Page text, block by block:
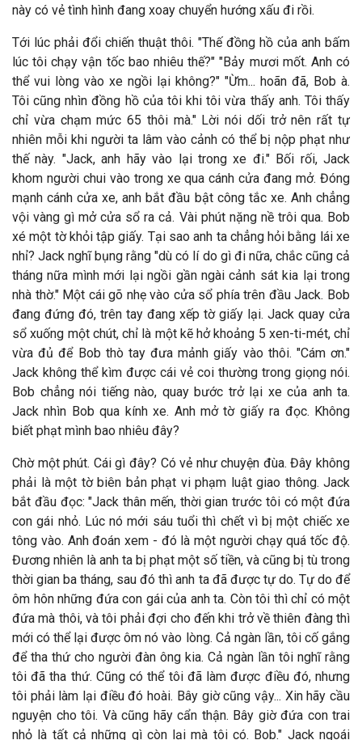
này có vẻ tình hình đang xoay chuyển hướng xấu đi rồi.
Tới lúc phải đổi chiến thuật thôi. "Thế đồng hồ của anh bấm
lúc tôi chạy vận tốc bao nhiêu thế?" "Bảy mươi mốt. Anh có
thể vui lòng vào xe ngồi lại không?" "Ừm... hoãn đã, Bob à.
Tôi cũng nhìn đồng hồ của tôi khi tôi vừa thấy anh. Tôi thấy
chỉ vừa chạm mức 65 thôi mà." Lời nói dối trở nên rất tự
nhiên mỗi khi người ta lâm vào cảnh có thể bị nộp phạt như
thế này. "Jack, anh hãy vào lại trong xe đi." Bối rối, Jack
khom người chui vào trong xe qua cánh cửa đang mở. Đóng
mạnh cánh cửa xe, anh bắt đầu bật công tắc xe. Anh chẳng
vội vàng gì mở cửa sổ ra cả. Vài phút nặng nề trôi qua. Bob
xé một tờ khỏi tập giấy. Tại sao anh ta chẳng hỏi bằng lái xe
nhỉ? Jack nghĩ bụng rằng "dù có lí do gì đi nữa, chắc cũng cả
tháng nữa mình mới lại ngồi gần ngài cảnh sát kia lại trong
nhà thờ." Một cái gõ nhẹ vào cửa sổ phía trên đầu Jack. Bob
đang đứng đó, trên tay đang xếp tờ giấy lại. Jack quay cửa
sổ xuống một chút, chỉ là một kẽ hở khoảng 5 xen-ti-mét, chỉ
vừa đủ để Bob thò tay đưa mảnh giấy vào thôi. "Cám ơn."
Jack không thể kìm được cái vẻ coi thường trong giọng nói.
Bob chẳng nói tiếng nào, quay bước trở lại xe của anh ta.
Jack nhìn Bob qua kính xe. Anh mở tờ giấy ra đọc. Không
biết phạt mình bao nhiêu đây?
Chờ một phút. Cái gì đây? Có vẻ như chuyện đùa. Đây không
phải là một tờ biên bản phạt vi phạm luật giao thông. Jack
bắt đầu đọc: "Jack thân mến, thời gian trước tôi có một đứa
con gái nhỏ. Lúc nó mới sáu tuổi thì chết vì bị một chiếc xe
tông vào. Anh đoán xem - đó là một người chạy quá tốc độ.
Đương nhiên là anh ta bị phạt một số tiền, và cũng bị tù trong
thời gian ba tháng, sau đó thì anh ta đã được tự do. Tự do để
ôm hôn những đứa con gái của anh ta. Còn tôi thì chỉ có một
đứa mà thôi, và tôi phải đợi cho đến khi trở về thiên đàng thì
mới có thể lại được ôm nó vào lòng. Cả ngàn lần, tôi cố gắng
để tha thứ cho người đàn ông kia. Cả ngàn lần tôi nghĩ rằng
tôi đã tha thứ. Cũng có thể tôi đã làm được điều đó, nhưng
tôi phải làm lại điều đó hoài. Bây giờ cũng vậy... Xin hãy cầu
nguyện cho tôi. Và cũng hãy cẩn thận. Bây giờ đứa con trai
nhỏ là tất cả những gì còn lại mà tôi có. Bob." Jack ngoái